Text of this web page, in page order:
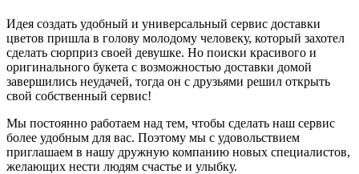
Идея создать удобный и универсальный сервис доставки
цветов пришла в голову молодому человеку, который захотел
сделать сюрприз своей девушке. Но поиски красивого и
оригинального букета с возможностью доставки домой
завершились неудачей, тогда он с друзьями решил открыть
свой собственный сервис!
Мы постоянно работаем над тем, чтобы сделать наш сервис
более удобным для вас. Поэтому мы с удовольствием
приглашаем в нашу дружную компанию новых специалистов,
желающих нести людям счастье и улыбку.